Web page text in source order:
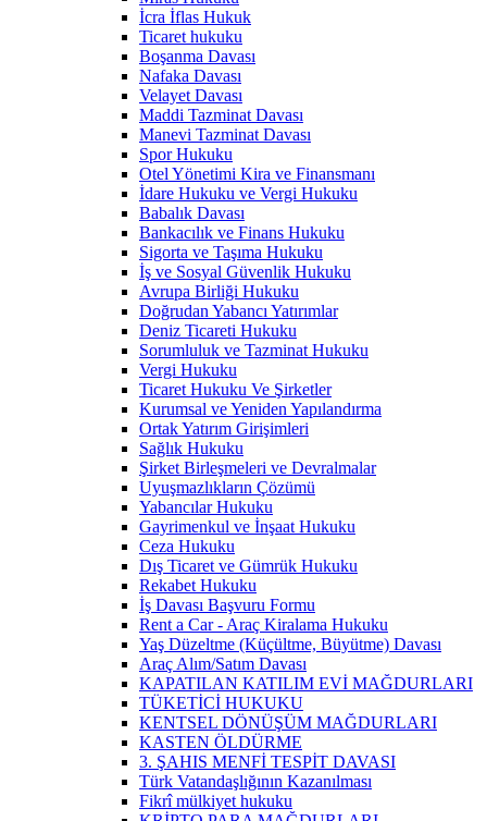
İcra İflas Hukuk
Ticaret hukuku
Boşanma Davası
Nafaka Davası
Velayet Davası
Maddi Tazminat Davası
Manevi Tazminat Davası
Spor Hukuku
Otel Yönetimi Kira ve Finansmanı
İdare Hukuku ve Vergi Hukuku
Babalık Davası
Bankacılık ve Finans Hukuku
Sigorta ve Taşıma Hukuku
İş ve Sosyal Güvenlik Hukuku
Avrupa Birliği Hukuku
Doğrudan Yabancı Yatırımlar
Deniz Ticareti Hukuku
Sorumluluk ve Tazminat Hukuku
Vergi Hukuku
Ticaret Hukuku Ve Şirketler
Kurumsal ve Yeniden Yapılandırma
Ortak Yatırım Girişimleri
Sağlık Hukuku
Şirket Birleşmeleri ve Devralmalar
Uyuşmazlıkların Çözümü
Yabancılar Hukuku
Gayrimenkul ve İnşaat Hukuku
Ceza Hukuku
Dış Ticaret ve Gümrük Hukuku
Rekabet Hukuku
İş Davası Başvuru Formu
Rent a Car - Araç Kiralama Hukuku
Yaş Düzeltme (Küçültme, Büyütme) Davası
Araç Alım/Satım Davası
KAPATILAN KATILIM EVİ MAĞDURLARI
TÜKETİCİ HUKUKU
KENTSEL DÖNÜŞÜM MAĞDURLARI
KASTEN ÖLDÜRME
3. ŞAHIS MENFİ TESPİT DAVASI
Türk Vatandaşlığının Kazanılması
Fikrî mülkiyet hukuku